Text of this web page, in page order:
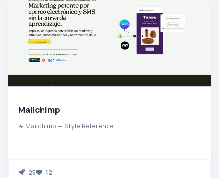
Mailchimp
# Mailchimp — Style Reference
25 12